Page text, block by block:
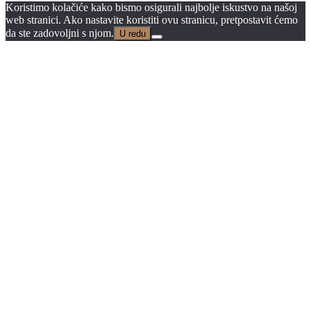
Koristimo kolačiće kako bismo osigurali najbolje iskustvo na našoj
web stranici. Ako nastavite koristiti ovu stranicu, pretpostavit ćemo
da ste zadovoljni s njom.
U redu